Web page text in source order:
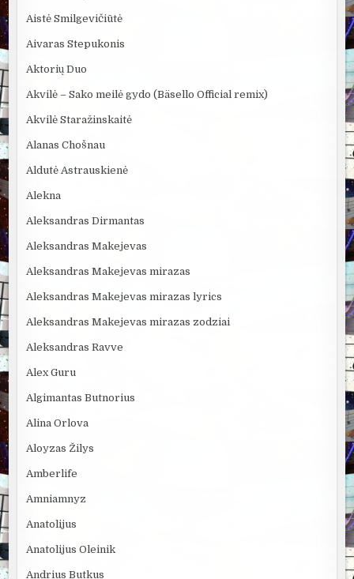
Aistė Smilgevičiūtė
Aivaras Stepukonis
Aktorių Duo
Akvilė – Sako meilė gydo (Bäsello Official remix)
Akvilė Staražinskaitė
Alanas Chošnau
Aldutė Astrauskienė
Alekna
Aleksandras Dirmantas
Aleksandras Makejevas
Aleksandras Makejevas mirazas
Aleksandras Makejevas mirazas lyrics
Aleksandras Makejevas mirazas zodziai
Aleksandras Ravve
Alex Guru
Algimantas Butnorius
Alina Orlova
Aloyzas Žilys
Amberlife
Amniamnyz
Anatolijus
Anatolijus Oleinik
Andrius Butkus